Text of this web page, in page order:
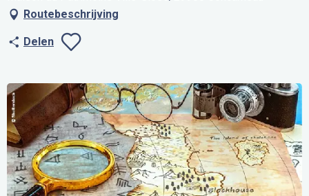
Routebeschrijving
Delen